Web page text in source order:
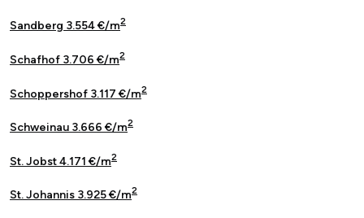
Sandberg 3.554 €/m2
Schafhof 3.706 €/m2
Schoppershof 3.117 €/m2
Schweinau 3.666 €/m2
St. Jobst 4.171 €/m2
St. Johannis 3.925 €/m2